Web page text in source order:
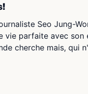
Seo Jung-
vie parfaite avec son
cherche mais, qui